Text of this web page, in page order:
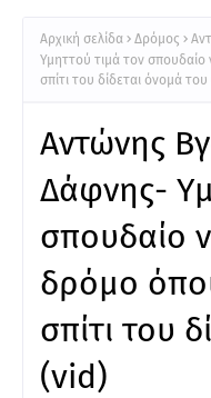
Αρχική σελίδα Δρόμος
Υμηττού τιμά τον
σπίτι του δίδεται όνομά
Αντώνης
Δάφνης-
σπουδαίο
δρόμο
σπίτι του
(vid)